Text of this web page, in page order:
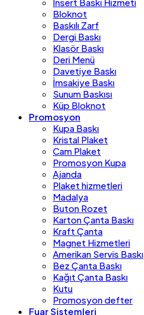
Bloknot
Baskılı Zarf
Dergi Baskı
Klasör Baskı
Deri Menü
Davetiye Baskı
İmsakiye Baskı
Sunum Baskısı
Küp Bloknot
Promosyon
Kupa Baskı
Kristal Plaket
Cam Plaket
Promosyon Kupa
Ajanda
Plaket hizmetleri
Madalya
Buton Rozet
Karton Çanta Baskı
Kraft Çanta
Magnet Hizmetleri
Amerikan Servis Baskı
Bez Çanta Baskı
Kağıt Çanta Baskı
Kutu
Promosyon defter
Fuar Sistemleri